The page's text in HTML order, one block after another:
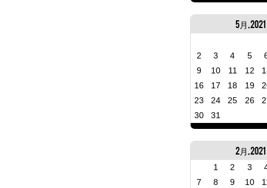
5月, 2021
2 3 4 5
9
10 11 12
16
17 18 19
23
24 25 26
30
31
2月, 2021
1 2 3
7
8 9 10